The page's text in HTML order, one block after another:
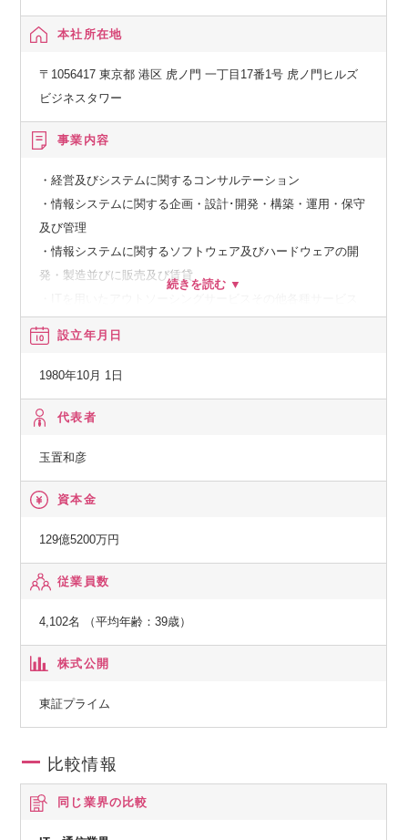
本社所在地
〒1056417 東京都 港区 虎ノ門 一丁目17番1号 虎ノ門ヒルズ
ビジネスタワー
事業内容
・経営及びシステムに関するコンサルテーション
・情報システムに関する企画・設計･開発・構築・運用・保守
及び管理
・情報システムに関するソフトウェア及びハードウェアの開
発・製造並びに販売及び賃貸
【経済産業省】
システムインテグレータ登録企業
【経済産業省】
【総務省】
一般第二種電気通信事業者
特定建設業電気工事業・電気通信工事業
設立年月日
1980年10月 1日
代表者
玉置和彦
資本金
129億5200万円
従業員数
4,102名 （平均年齢：39歳）
株式公開
東証プライム
比較情報
同じ業界の比較